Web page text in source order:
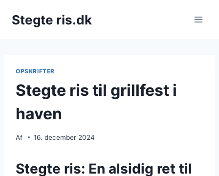
Stegte ris.dk
OPSKRIFTER
Stegte ris til grillfest i
haven
Af 16. december 2024
Stegte ris: En alsidig ret til